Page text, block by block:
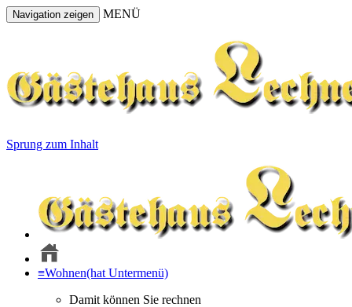
Navigation zeigen MENÜ
Sprung zum Inhalt
≡Wohnen(hat Untermenü)
Damit können Sie rechnen